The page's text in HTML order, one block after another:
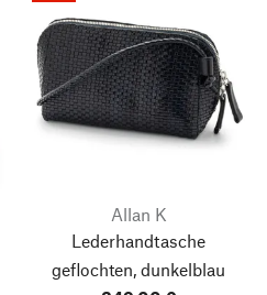
Allan K
Lederhandtasche
geflochten, dunkelblau